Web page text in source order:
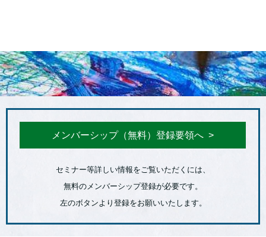
メンバーシップ（無料）登録要領へ
セミナー等詳しい情報をご覧いただくには、
無料のメンバーシップ登録が必要です。
左のボタンより登録をお願いいたします。